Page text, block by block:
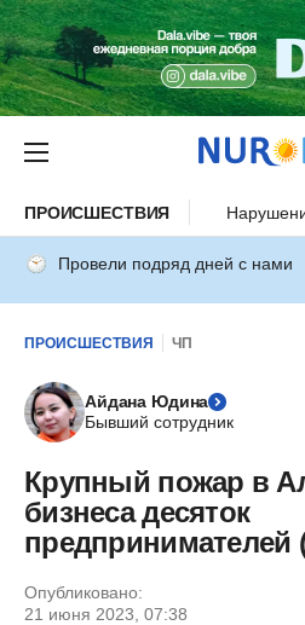
ПРОИСШЕСТВИЯ
Провели подряд дней с нами
ПРОИСШЕСТВИЯ ЧП
Айдана Юдина
Бывший сотрудник
Крупный пожар в
бизнеса десяток
предпринимателей
Опубликовано:
21 июня 2023, 07:38